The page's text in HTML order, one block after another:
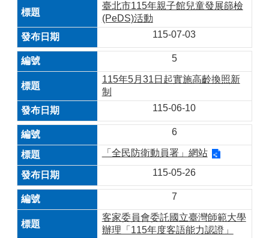
臺北市115年親子館兒童發展篩檢
(PeDS)活動
115-07-03
5
115年5月31日起實施高齡換照新
制
115-06-10
6
「全民防衛動員署」網站
115-05-26
7
客家委員會委託國立臺灣師範大學
辦理「115年度客語能力認證」